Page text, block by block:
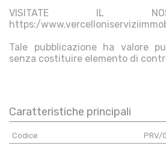
VISITATE IL
https:/
Tale pubblicazione ha valore
senza costituire elemento di
Caratteristiche principali
Codice
PRV/